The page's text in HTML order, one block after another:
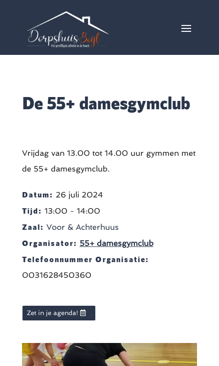
De 55+ damesgymclub
Vrijdag van 13.00 tot 14.00 uur gymmen met
de 55+ damesgymclub.
Datum: 26 juli 2024
Tijd: 13:00 - 14:00
Zaal: Voor & Achterhuus
Organisator: 55+ damesgymclub
Telefoonnummer Organisatie:
0031628450360
Zet in je agenda!